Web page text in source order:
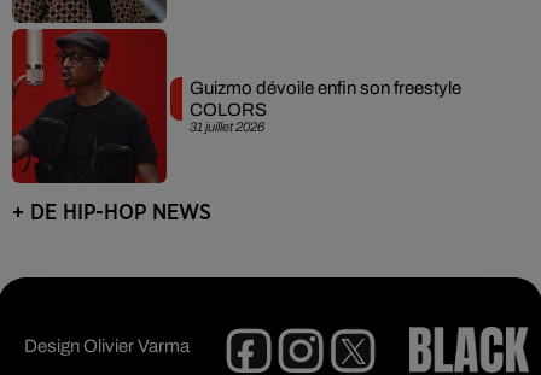
31 juillet 2026
Guizmo dévoile enfin son freestyle
COLORS
+ DE HIP-HOP NEWS
DesignOlivier Varma